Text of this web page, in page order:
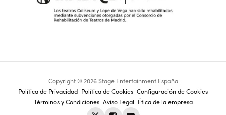
Copyright © 2026 Stage Entertainment España
Footer
navigation
Política de Privacidad Política de Cookies Configuración de Cookies
Términos y Condiciones Aviso Legal Ética de la empresa